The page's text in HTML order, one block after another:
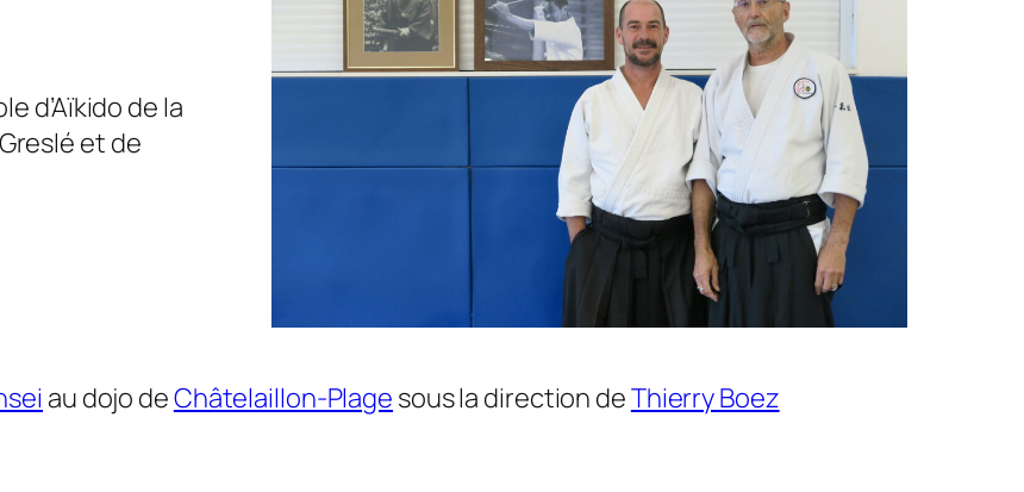
d’Aïkido de la
et de
au dojo deChâtelaillon-Plage sous la direction deThierry Boez